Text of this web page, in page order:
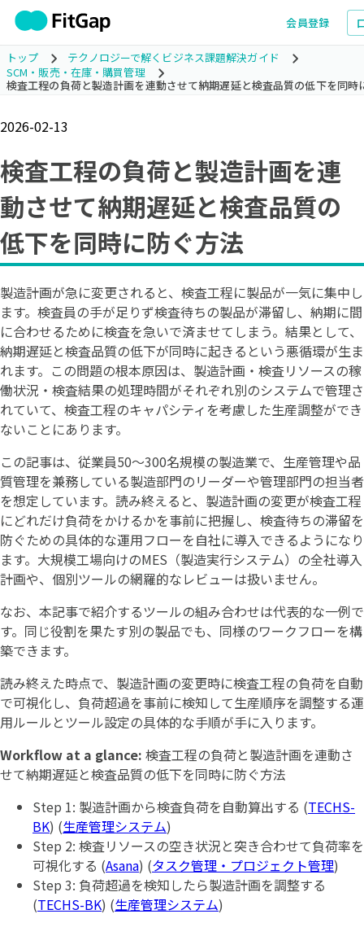
会員登録
トップ
テクノロジーで解くビジネス課題解決ガイド
SCM・販売・在庫・購買管理
検査工程の負荷と製造計画を連動させて納期遅延と検査品質の低下を同時
2026-02-13
検査工程の負荷と製造計画を連
動させて納期遅延と検査品質の
低下を同時に防ぐ方法
製造計画が急に変更されると、検査工程に製品が一気に集中し
ます。検査員の手が足りず検査待ちの製品が滞留し、納期に間
に合わせるために検査を急いで済ませてしまう。結果として、
納期遅延と検査品質の低下が同時に起きるという悪循環が生ま
れます。この問題の根本原因は、製造計画・検査リソースの稼
働状況・検査結果の処理時間がそれぞれ別のシステムで管理さ
れていて、検査工程のキャパシティを考慮した生産調整ができ
ないことにあります。
この記事は、従業員50〜300名規模の製造業で、生産管理や品
質管理を兼務している製造部門のリーダーや管理部門の担当者
を想定しています。読み終えると、製造計画の変更が検査工程
にどれだけ負荷をかけるかを事前に把握し、検査待ちの滞留を
防ぐための具体的な運用フローを自社に導入できるようになり
ます。大規模工場向けのMES（製造実行システム）の全社導入
計画や、個別ツールの網羅的なレビューは扱いません。
なお、本記事で紹介するツールの組み合わせは代表的な一例で
す。同じ役割を果たす別の製品でも、同様のワークフローを構
築できます。
読み終えた時点で、製造計画の変更時に検査工程の負荷を自動
で可視化し、負荷超過を事前に検知して生産順序を調整する運
用ルールとツール設定の具体的な手順が手に入ります。
Workflow at a glance: 検査工程の負荷と製造計画を連動さ
せて納期遅延と検査品質の低下を同時に防ぐ方法
Step 1: 製造計画から検査負荷を自動算出する (TECHS-
BK) (生産管理システム)
Step 2: 検査リソースの空き状況と突き合わせて負荷率を
可視化する (Asana) (タスク管理・プロジェクト管理)
Step 3: 負荷超過を検知したら製造計画を調整する
(TECHS-BK) (生産管理システム)